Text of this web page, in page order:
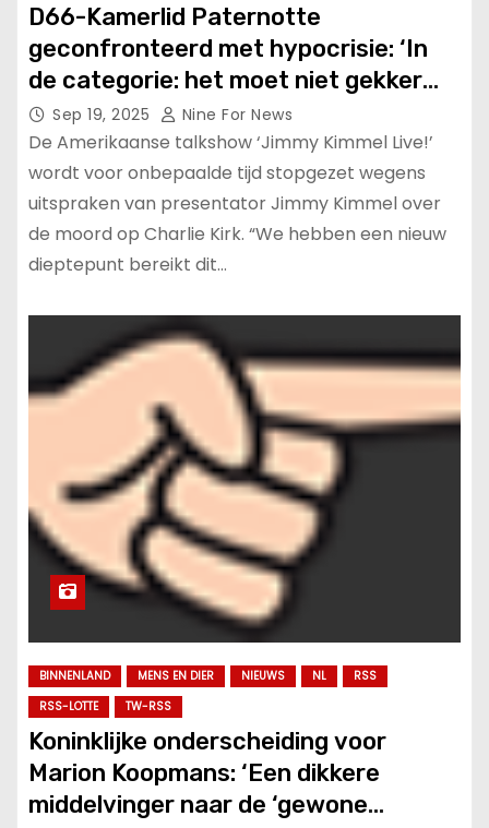
D66-Kamerlid Paternotte
geconfronteerd met hypocrisie: ‘In
de categorie: het moet niet gekker
worden’.
Sep 19, 2025 Nine For News
De Amerikaanse talkshow ‘Jimmy Kimmel Live!’
wordt voor onbepaalde tijd stopgezet wegens
uitspraken van presentator Jimmy Kimmel over
de moord op Charlie Kirk. “We hebben een nieuw
dieptepunt bereikt dit…
BINNENLAND MENS EN DIER NIEUWS NL
RSS
RSS-LOTTE
TW-RSS
Koninklijke onderscheiding voor
Marion Koopmans: ‘Een dikkere
middelvinger naar de ‘gewone